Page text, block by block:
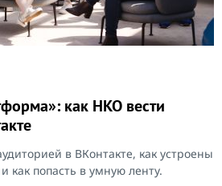
как НКО вести
в ВКонтакте, как устроены
попасть в умную ленту.